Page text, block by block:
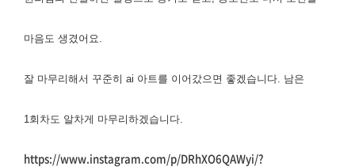
마음도 생겼어요.
잘 마무리해서 꾸준히 ai 아트를 이어갔으면 좋겠습니다. 남은
1회차도 알차게 마무리하겠습니다.
https://www.instagram.com/p/DRhXO6QAWyi/?